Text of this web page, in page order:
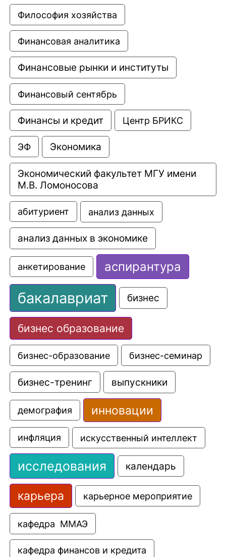
Философия хозяйства
Финансовая аналитика
Финансовые рынки и институты
Финансовый сентябрь
Финансы и кредит Центр БРИКС
ЭФ Экономика
Экономический факультет МГУ имени
М.В. Ломоносова
абитуриент анализ данных
анализ данных в экономике
анкетирование аспирантура
бакалавриат бизнес
бизнес образование
бизнес-образование бизнес-семинар
бизнес-тренинг выпускники
демография инновации
инфляция искусственный интеллект
исследования календарь
карьера карьерное мероприятие
кафедра  ММАЭ
кафедра финансов и кредита